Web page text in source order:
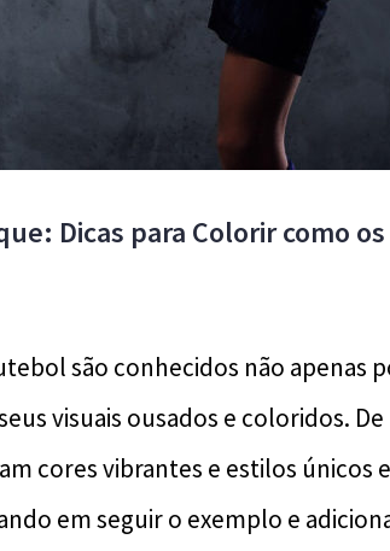
Dicas para Colorir como
são conhecidos não apenas
visuais ousados e coloridos.
cores vibrantes e estilos únicos
em seguir o exemplo e